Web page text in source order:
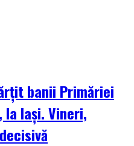
banii Primăriei
la Iași. Vineri,